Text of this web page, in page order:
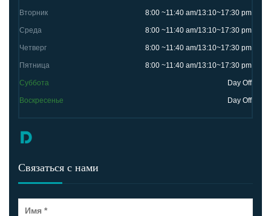
Вторник 8:00 ~11:40 am/13:10~17:30 pm
Среда 8:00 ~11:40 am/13:10~17:30 pm
Четверг 8:00 ~11:40 am/13:10~17:30 pm
Пятница 8:00 ~11:40 am/13:10~17:30 pm
Суббота Day Off
Воскресенье Day Off
Связаться с нами